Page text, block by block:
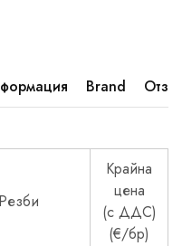
Brand
Резби
Крайна
цена
(с ДДС)
(€/бр)